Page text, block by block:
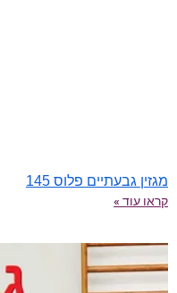
מגזין גבעתיים פלוס 145
קראו עוד »